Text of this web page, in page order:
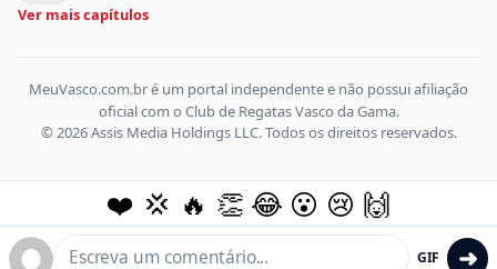
Ver mais capítulos
MeuVasco.com.br é um portal independente e não possui afiliação
oficial com o Club de Regatas Vasco da Gama.
© 2026 Assis Media Holdings LLC. Todos os direitos reservados.
GIF ➜
❤️ 💢 🔥 👏 😂 😮 😢 🙌